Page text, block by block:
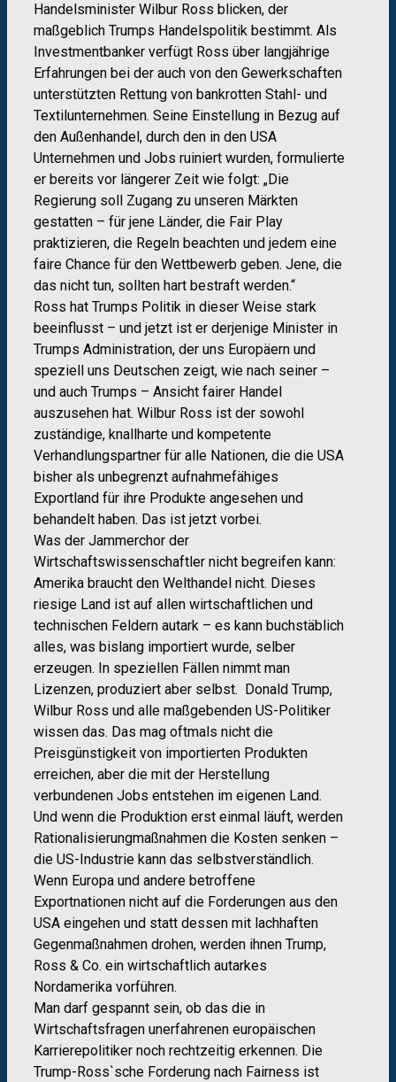
Handelsminister Wilbur Ross blicken, der
maßgeblich Trumps Handelspolitik bestimmt. Als
Investmentbanker verfügt Ross über langjährige
Erfahrungen bei der auch von den Gewerkschaften
unterstützten Rettung von bankrotten Stahl- und
Textilunternehmen. Seine Einstellung in Bezug auf
den Außenhandel, durch den in den USA
Unternehmen und Jobs ruiniert wurden, formulierte
er bereits vor längerer Zeit wie folgt: „Die
Regierung soll Zugang zu unseren Märkten
gestatten – für jene Länder, die Fair Play
praktizieren, die Regeln beachten und jedem eine
faire Chance für den Wettbewerb geben. Jene, die
das nicht tun, sollten hart bestraft werden.“
Ross hat Trumps Politik in dieser Weise stark
beeinflusst – und jetzt ist er derjenige Minister in
Trumps Administration, der uns Europäern und
speziell uns Deutschen zeigt, wie nach seiner –
und auch Trumps – Ansicht fairer Handel
auszusehen hat. Wilbur Ross ist der sowohl
zuständige, knallharte und kompetente
Verhandlungspartner für alle Nationen, die die USA
bisher als unbegrenzt aufnahmefähiges
Exportland für ihre Produkte angesehen und
behandelt haben. Das ist jetzt vorbei.
Was der Jammerchor der
Wirtschaftswissenschaftler nicht begreifen kann:
Amerika braucht den Welthandel nicht. Dieses
riesige Land ist auf allen wirtschaftlichen und
technischen Feldern autark – es kann buchstäblich
alles, was bislang importiert wurde, selber
erzeugen. In speziellen Fällen nimmt man
Lizenzen, produziert aber selbst. Donald Trump,
Wilbur Ross und alle maßgebenden US-Politiker
wissen das. Das mag oftmals nicht die
Preisgünstigkeit von importierten Produkten
erreichen, aber die mit der Herstellung
verbundenen Jobs entstehen im eigenen Land.
Und wenn die Produktion erst einmal läuft, werden
Rationalisierungmaßnahmen die Kosten senken –
die US-Industrie kann das selbstverständlich.
Wenn Europa und andere betroffene
Exportnationen nicht auf die Forderungen aus den
USA eingehen und statt dessen mit lachhaften
Gegenmaßnahmen drohen, werden ihnen Trump,
Ross & Co. ein wirtschaftlich autarkes
Nordamerika vorführen.
Man darf gespannt sein, ob das die in
Wirtschaftsfragen unerfahrenen europäischen
Karrierepolitiker noch rechtzeitig erkennen. Die
Trump-Ross`sche Forderung nach Fairness ist